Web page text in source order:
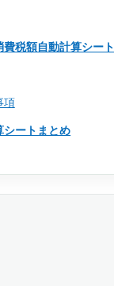
税額自動計算シート
項
シートまとめ